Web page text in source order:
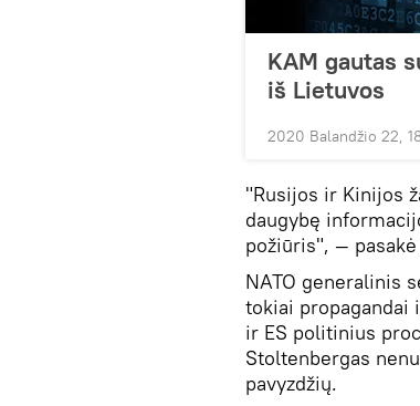
KAM gautas
iš Lietuvos
2020 Balandžio 22,
"Rusijos ir Kinijos
daugybę
požiūris", —
NATO generalinis
tokiai propagandai
ir ES politinius
Stoltenbergas
pavyzdžių.